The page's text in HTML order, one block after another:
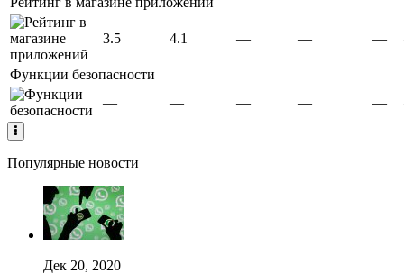
3.5 4.1 — — —
Функции безопасности
—
— — — —
Популярные новости
Дек 20, 2020